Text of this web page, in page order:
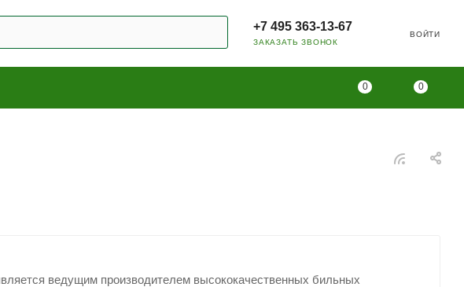
+7 495 363-13-67
ЗАКАЗАТЬ ЗВОНОК
ВОЙТИ
0 0
ведущим производителем высококачественных бильных